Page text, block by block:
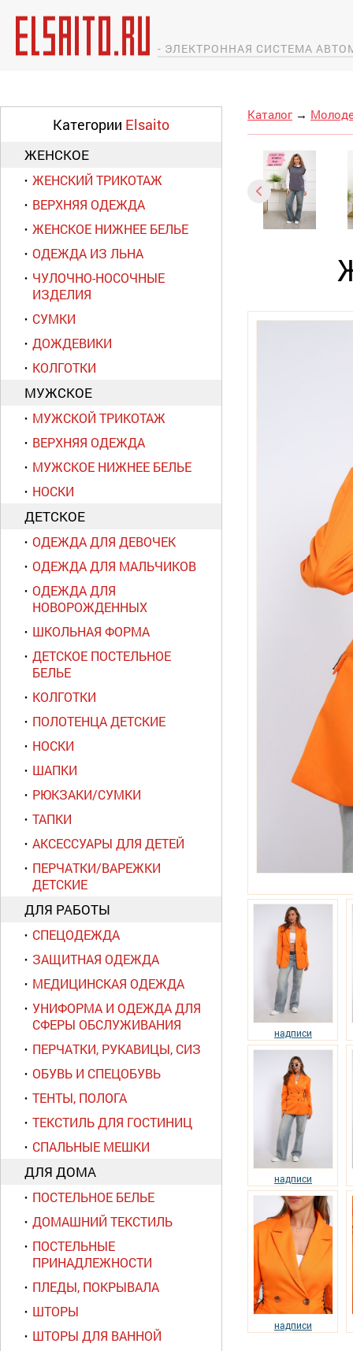
- ЭЛЕКТРОННАЯ СИСТЕМА
Категории Elsaito
ЖЕНСКОЕ
ЖЕНСКИЙ ТРИКОТАЖ
ВЕРХНЯЯ ОДЕЖДА
ЖЕНСКОЕ НИЖНЕЕ БЕЛЬЕ
ОДЕЖДА ИЗ ЛЬНА
ЧУЛОЧНО-НОСОЧНЫЕ
ИЗДЕЛИЯ
СУМКИ
ДОЖДЕВИКИ
КОЛГОТКИ
МУЖСКОЕ
МУЖСКОЙ ТРИКОТАЖ
ВЕРХНЯЯ ОДЕЖДА
МУЖСКОЕ НИЖНЕЕ БЕЛЬЕ
НОСКИ
ДЕТСКОЕ
ОДЕЖДА ДЛЯ ДЕВОЧЕК
ОДЕЖДА ДЛЯ МАЛЬЧИКОВ
ОДЕЖДА ДЛЯ
НОВОРОЖДЕННЫХ
ШКОЛЬНАЯ ФОРМА
ДЕТСКОЕ ПОСТЕЛЬНОЕ
БЕЛЬЕ
КОЛГОТКИ
ПОЛОТЕНЦА ДЕТСКИЕ
НОСКИ
ШАПКИ
РЮКЗАКИ/СУМКИ
ТАПКИ
АКСЕССУАРЫ ДЛЯ ДЕТЕЙ
ПЕРЧАТКИ/ВАРЕЖКИ
ДЕТСКИЕ
ДЛЯ РАБОТЫ
СПЕЦОДЕЖДА
ЗАЩИТНАЯ ОДЕЖДА
МЕДИЦИНСКАЯ ОДЕЖДА
УНИФОРМА И ОДЕЖДА ДЛЯ
СФЕРЫ ОБСЛУЖИВАНИЯ
ПЕРЧАТКИ, РУКАВИЦЫ, СИЗ
ОБУВЬ И СПЕЦОБУВЬ
ТЕНТЫ, ПОЛОГА
ТЕКСТИЛЬ ДЛЯ ГОСТИНИЦ
СПАЛЬНЫЕ МЕШКИ
ДЛЯ ДОМА
ПОСТЕЛЬНОЕ БЕЛЬЕ
ДОМАШНИЙ ТЕКСТИЛЬ
ПОСТЕЛЬНЫЕ
ПРИНАДЛЕЖНОСТИ
ПЛЕДЫ, ПОКРЫВАЛА
ШТОРЫ
ШТОРЫ ДЛЯ ВАННОЙ
Каталог →
надписи
надписи
надписи